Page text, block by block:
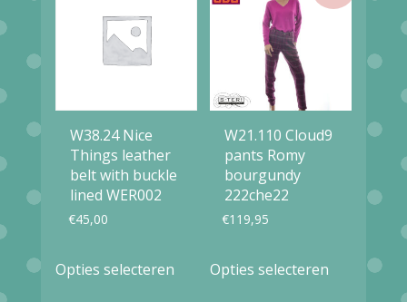
W38.24 Nice
Things leather
belt with buckle
lined WER002
€45,00
Opties selecteren
product
W21.110 Cloud9
pants Romy
bourgundy
222che22
€119,95
Opties selecteren